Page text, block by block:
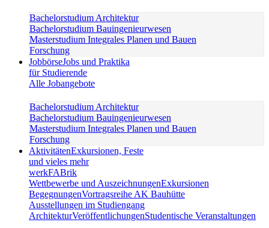
Bachelorstudium Architektur
Bachelorstudium Bauingenieurwesen
Masterstudium Integrales Planen und Bauen
Forschung
JobbörseJobs und Praktika
für Studierende
Alle Jobangebote
Bachelorstudium Architektur
Bachelorstudium Bauingenieurwesen
Masterstudium Integrales Planen und Bauen
Forschung
AktivitätenExkursionen, Feste
und vieles mehr
werkFABrik
Wettbewerbe und AuszeichnungenExkursionen
BegegnungenVortragsreihe AK Bauhütte
Ausstellungen im Studiengang
ArchitekturVeröffentlichungenStudentische Veranstaltungen